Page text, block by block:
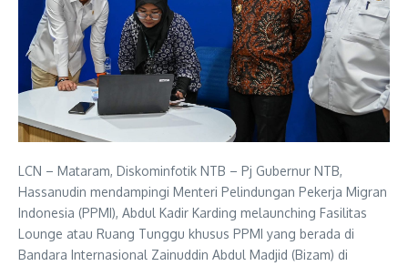
LCN – Mataram, Diskominfotik NTB – Pj Gubernur NTB,
Hassanudin mendampingi Menteri Pelindungan Pekerja Migran
Indonesia (PPMI), Abdul Kadir Karding melaunching Fasilitas
Lounge atau Ruang Tunggu khusus PPMI yang berada di
Bandara Internasional Zainuddin Abdul Madjid (Bizam) di